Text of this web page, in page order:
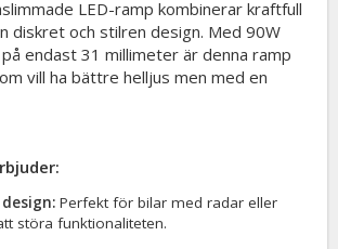
LED-ramp kombinerar kraftfull
diskret och stilren design. Med 90W
endast 31 millimeter är denna ramp
vill ha bättre helljus men med en
Perfekt för bilar med radar eller
störa funktionaliteten.